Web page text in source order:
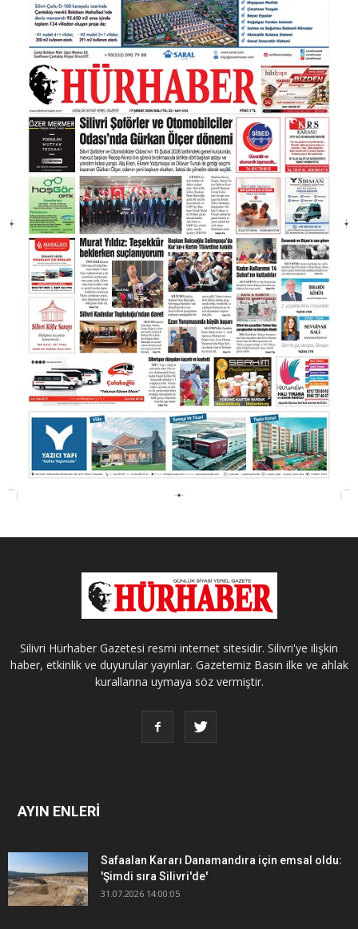
Silivri Hürhaber Gazetesi resmi internet sitesidir. Silivri'ye ilişkin
haber, etkinlik ve duyurular yayınlar. Gazetemiz Basın ilke ve ahlak
kurallarına uymaya söz vermiştir.
AYIN ENLERİ
Safaalan Kararı Danamandıra için emsal oldu:
'Şimdi sıra Silivri'de'
31.07.2026 14:00:05